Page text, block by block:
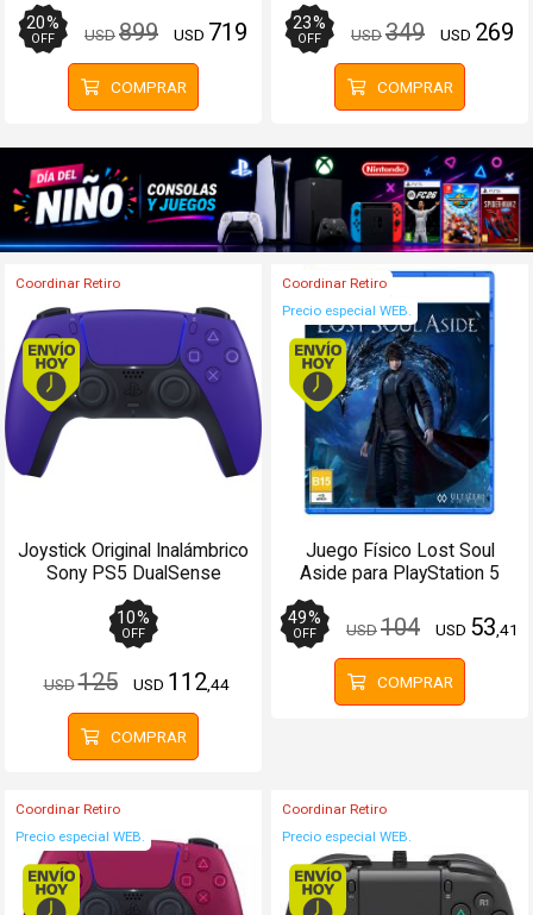
20%
OFF USD899 USD 719
COMPRAR
23%
OFF USD349 USD 269
COMPRAR
Coordinar Retiro
Envío hoy. Comprando antes de 13Hs.
Joystick Original Inalámbrico
Sony PS5 DualSense
Morado
10%
OFF
USD125 USD 112,44
COMPRAR
Coordinar Retiro
Precio especial WEB.
Envío hoy.
Juego Físico Lost Soul
Aside para PlayStation 5
49%
OFF USD104 USD 53,41
COMPRAR
Coordinar Retiro
Precio especial WEB.
Envío hoy. Comprando antes de 13Hs.
Coordinar Retiro
Precio especial WEB.
Envío hoy.